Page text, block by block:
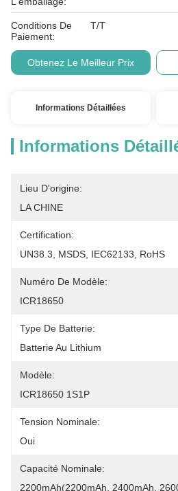
Conditions De
Paiement:
T/T
Obtenez Le Meilleur Prix
Informations Détaillées
Informations
Lieu D'origine:
LA CHINE
Certification:
UN38.3, MSDS, IEC62133, RoHS
Numéro De Modèle:
ICR18650
Type De Batterie:
Batterie Au Lithium
Modèle:
ICR18650 1S1P
Tension Nominale:
Oui
Capacité Nominale:
2200mAh(2200mAh, 2400mAh,